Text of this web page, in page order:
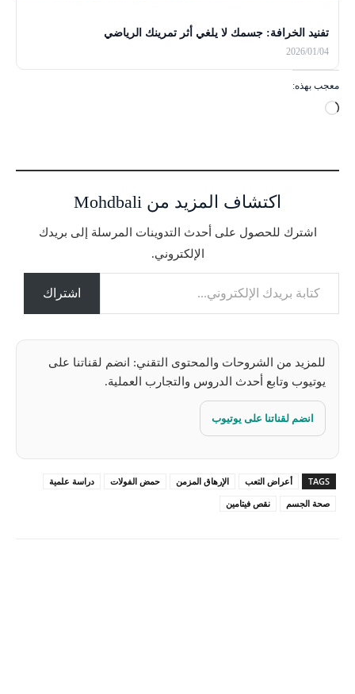
تفنيد الخرافة: جسمك لا يلغي أثر تمرينك الرياضي
2026/01/04
معجب بهذه:
ج
ي
ل
اكتشاف المزيد من Mohdbali
اشترك للحصول على أحدث التدوينات المرسلة إلى بريدك
الإلكتروني.
كتابة بريدك الإلكتروني...
اشتراك
للمزيد من الشروحات والمحتوى التقني: انضم لقناتنا على
يوتيوب وتابع أحدث الدروس والتجارب العملية.
انضم لقناتنا على يوتيوب
TAGS أعراض التعب الإرهاق المزمن حمض الفولات
دراسة علمية
صحة الجسم
نقص فيتامين